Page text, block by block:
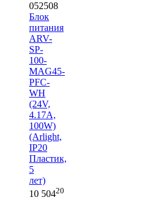
052508
Блок
питания
ARV-
SP-
100-
MAG45-
PFC-
WH
(24V,
4.17A,
100W)
(Arlight,
IP20
Пластик,
5
лет)
10 50420